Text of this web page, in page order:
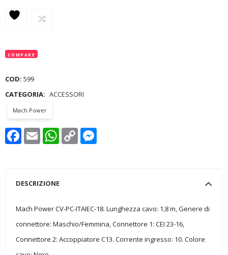
COMPARE
COD: 599
CATEGORIA: ACCESSORI
Mach Power
Facebook
Email WhatsApp
Copy
Link
DESCRIZIONE
Mach Power CV-PC-ITAIEC-18. Lunghezza cavo: 1,8 m, Genere di
connettore: Maschio/Femmina, Connettore 1: CEI 23-16,
Connettore 2: Accoppiatore C13. Corrente ingresso: 10. Colore